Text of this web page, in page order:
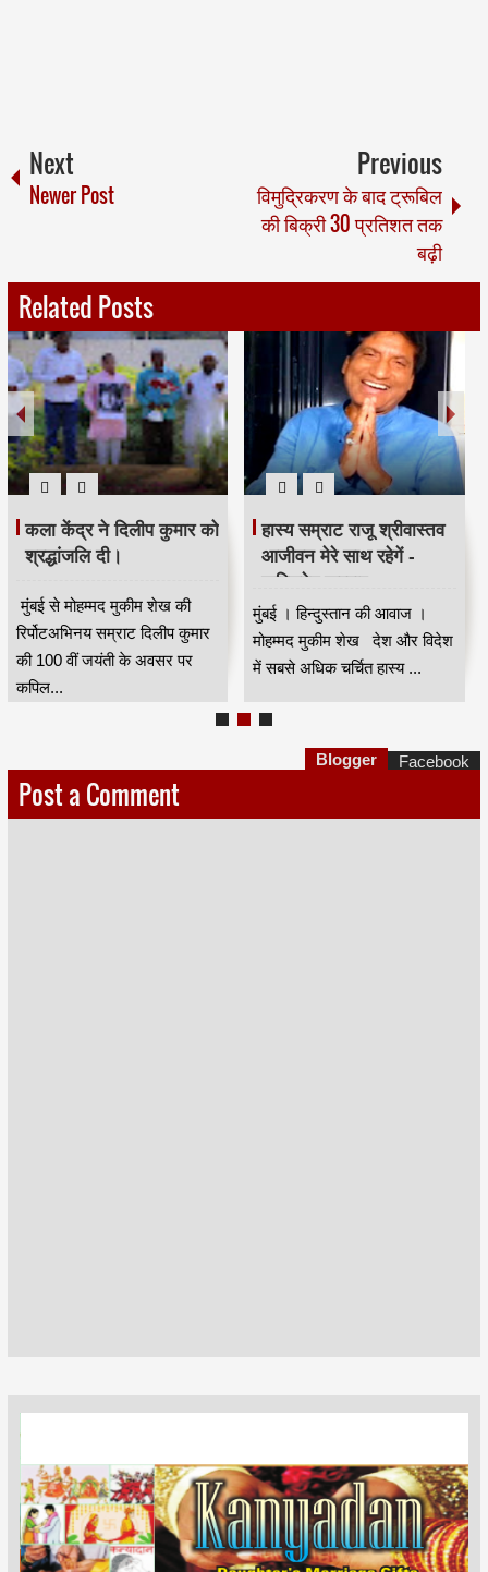
Next
Newer Post
Previous
विमुद्रिकरण के बाद ट्रूबिल
की बिक्री 30 प्रतिशत तक
बढ़ी
Related Posts
कला केंद्र ने दिलीप कुमार को
श्रद्धांजलि दी।
मुंबई से मोहम्मद मुकीम शेख की
रिर्पोटअभिनय सम्राट दिलीप कुमार
की 100 वीं जयंती के अवसर पर
कपिल...
हास्य सम्राट राजू श्रीवास्तव
आजीवन मेरे साथ रहेगें -
कपिलदेव खरवार
मुंबई । हिन्दुस्तान की आवाज ।
मोहम्मद मुकीम शेख देश और विदेश
में सबसे अधिक चर्चित हास्य ...
Post a Comment
Blogger Facebook